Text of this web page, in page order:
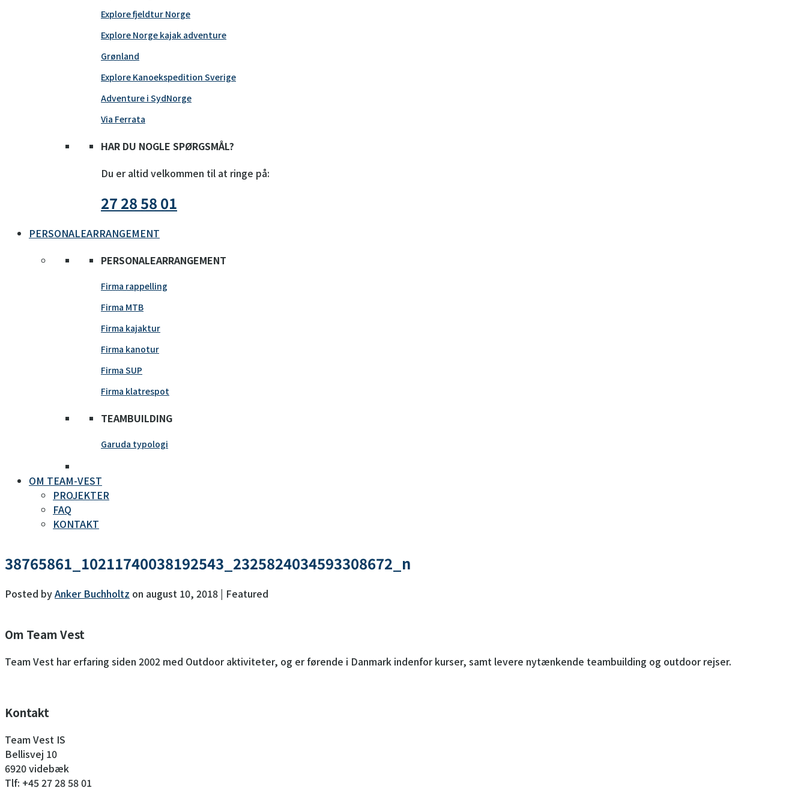
Explore fjeldtur Norge
Explore Norge kajak adventure
Grønland
Explore Kanoekspedition Sverige
Adventure i SydNorge
Via Ferrata
HAR DU NOGLE SPØRGSMÅL?
Du er altid velkommen til at ringe på:
27 28 58 01
PERSONALEARRANGEMENT
PERSONALEARRANGEMENT
Firma rappelling
Firma MTB
Firma kajaktur
Firma kanotur
Firma SUP
Firma klatrespot
TEAMBUILDING
Garuda typologi
OM TEAM-VEST
PROJEKTER
FAQ
KONTAKT
38765861_10211740038192543_2325824034593308672_n
Posted byAnker Buchholtz on august 10, 2018 | Featured
Om Team Vest
Team Vest har erfaring siden 2002 med Outdoor aktiviteter, og er førende i Danmark indenfor kurser, samt levere nytænkende teambuilding og outdoor rejser.
Kontakt
Team Vest IS
Bellisvej 10
6920 videbæk
Tlf: +45 27 28 58 01